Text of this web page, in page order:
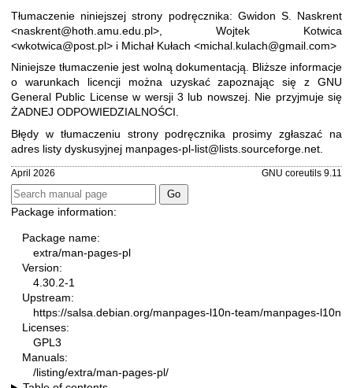
Tłumaczenie niniejszej strony podręcznika: Gwidon S. Naskrent
<naskrent@hoth.amu.edu.pl>, Wojtek Kotwica
<wkotwica@post.pl> i Michał Kułach <michal.kulach@gmail.com>
Niniejsze tłumaczenie jest wolną dokumentacją. Bliższe informacje
o warunkach licencji można uzyskać zapoznając się z GNU
General Public License w wersji 3 lub nowszej. Nie przyjmuje się
ŻADNEJ ODPOWIEDZIALNOŚCI.
Błędy w tłumaczeniu strony podręcznika prosimy zgłaszać na
adres listy dyskusyjnej manpages-pl-list@lists.sourceforge.net
April 2026 GNU coreutils 9.11
Package information:
Package name:
extra/man-pages-pl
Version:
4.30.2-1
Upstream:
https://salsa.debian.org/manpages-l10n-team/manpages-l10n
Licenses:
GPL3
Manuals:
/listing/extra/man-pages-pl/